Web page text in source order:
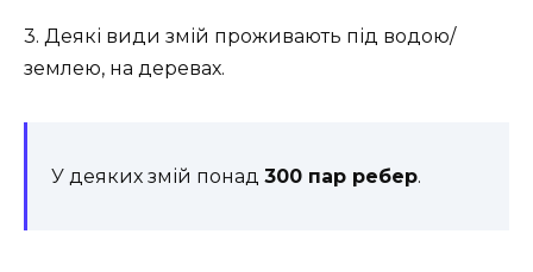
3. Деякі види змій проживають під водою/
землею, на деревах.
У деяких змій понад 300 пар ребер.